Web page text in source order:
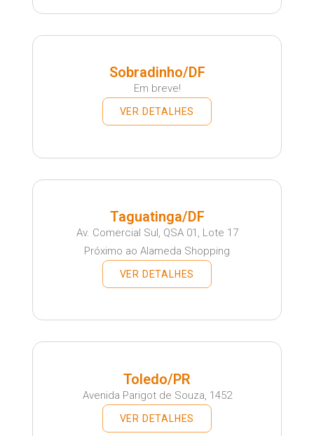
Sobradinho/DF
Em breve!
VER DETALHES
Taguatinga/DF
Av. Comercial Sul, QSA 01, Lote 17
Próximo ao Alameda Shopping
VER DETALHES
Toledo/PR
Avenida Parigot de Souza, 1452
VER DETALHES